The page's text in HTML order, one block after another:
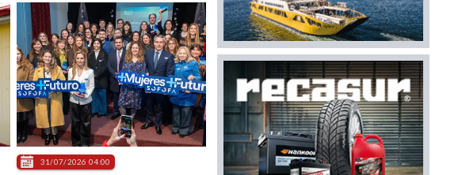
31/07/2026 04:00